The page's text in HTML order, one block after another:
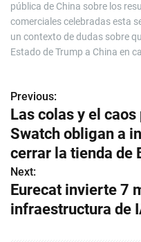
pública de China sobre ⁠los
comerciales celebradas esta
un contexto de dudas sobre
Estado de Trump a China en
N
a
v
e
g
Previous:
Las colas y el
Swatch obligan a
cerrar la tienda de
Next:
Eurecat invierte 7
infraestructura de